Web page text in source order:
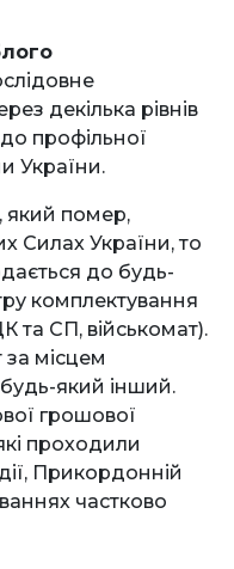
декілька рівнів
профільної
України.
який помер,
Силах України, то
до будь-
комплектування
та СП, військомат).
місцем
який інший.
грошової
проходили
Прикордонній
частково